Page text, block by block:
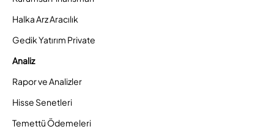
Halka Arz Aracılık
Gedik Yatırım Private
Analiz
Rapor ve Analizler
Hisse Senetleri
Temettü Ödemeleri